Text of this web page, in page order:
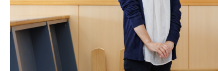
にしながら、簡素化できるところは工
勤務時間内で仕事を終えられる環境づ
ました。全く残業がないわけではあ
と比べると大きく改善されたように